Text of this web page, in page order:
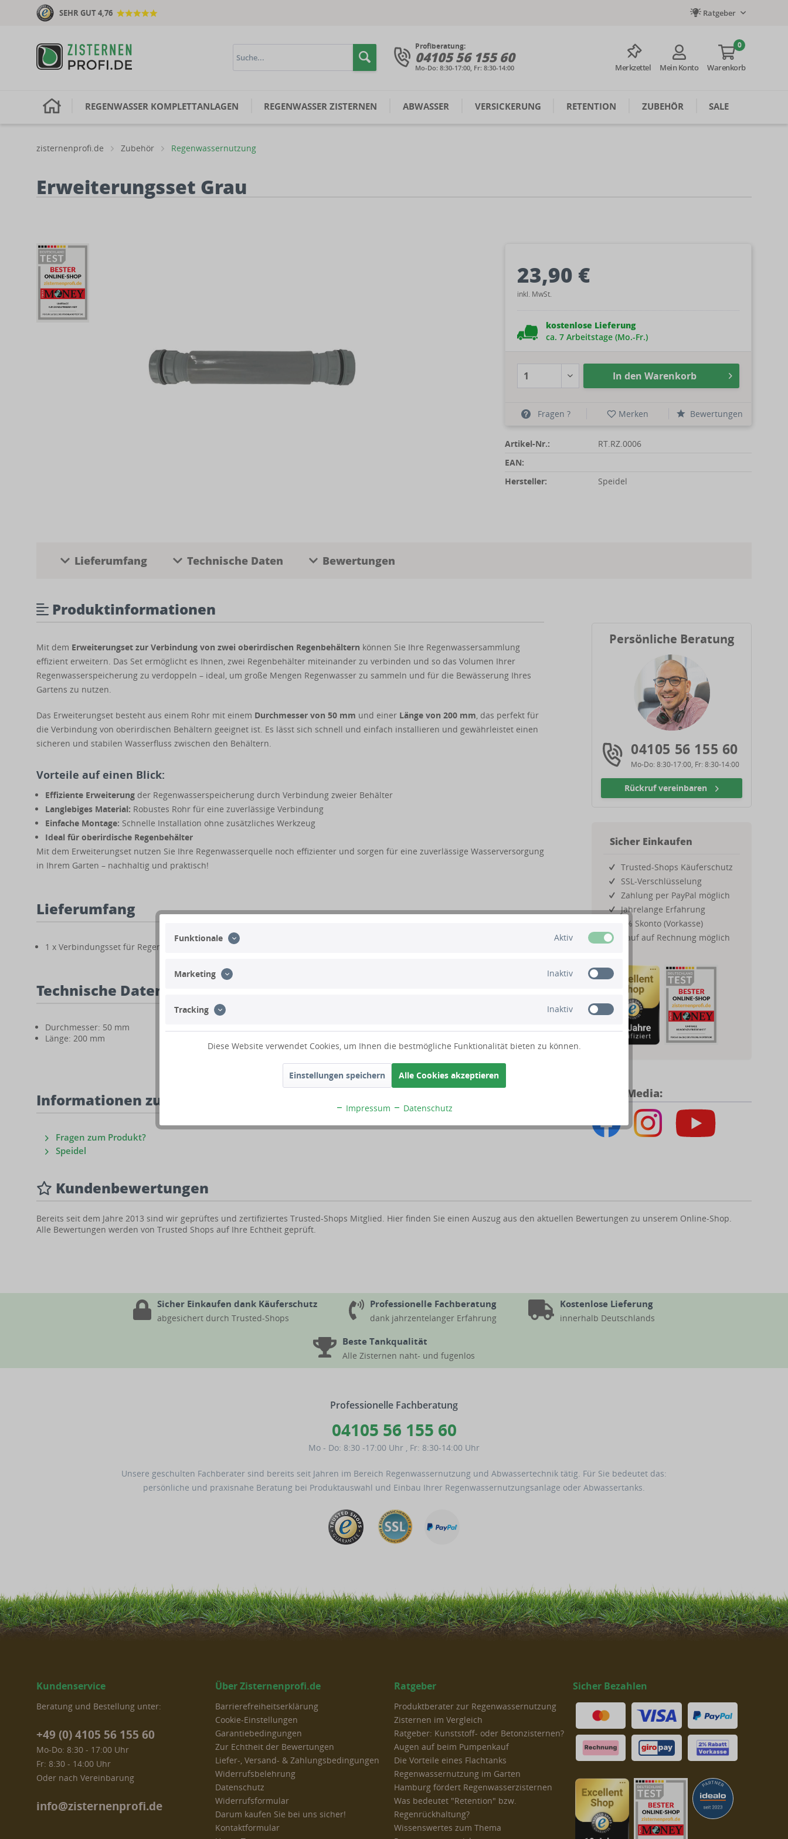
SEHR GUT 4,76 Ratgeber
Profiberatung:
04105 56 155 60
Mo-Do: 8:30-17:00, Fr: 8:30-14:00 Merkzettel Mein Konto
0
Warenkorb
H REGENWASSER KOMPLETTANLAGEN REGENWASSER ZISTERNEN ABWASSER VERSICKERUNG RETENTION ZUBEHÖR SALE
zisternenprofi.de Zubehör Regenwassernutzung
Erweiterungsset Grau
23,90 €
inkl. MwSt.
kostenlose Lieferung
ca. 7 Arbeitstage (Mo.-Fr.)
In den Warenkorb
Fragen ? Merken Bewertungen
Artikel-Nr.:
RT.RZ.0006
EAN:
Hersteller:
Speidel
Lieferumfang Technische Daten Bewertungen
Produktinformationen
Mit dem Erweiterungset zur Verbindung von zwei oberirdischen Regenbehältern können Sie Ihre Regenwassersammlung
effizient erweitern. Das Set ermöglicht es Ihnen, zwei Regenbehälter miteinander zu verbinden und so das Volumen Ihrer
Regenwasserspeicherung zu verdoppeln – ideal, um große Mengen Regenwasser zu sammeln und für die Bewässerung Ihres
Gartens zu nutzen.
Das Erweiterungset besteht aus einem Rohr mit einem Durchmesser von 50 mm und einer Länge von 200 mm , das perfekt für
die Verbindung von oberirdischen Behältern geeignet ist. Es lässt sich schnell und einfach installieren und gewährleistet einen
sicheren und stabilen Wasserfluss zwischen den Behältern.
Vorteile auf einen Blick:
Effiziente Erweiterung der Regenwasserspeicherung durch Verbindung zweier Behälter
Langlebiges Material: Robustes Rohr für eine zuverlässige Verbindung
Einfache Montage: Schnelle Installation ohne zusätzliches Werkzeug
Ideal für oberirdische Regenbehälter
Mit dem Erweiterungset nutzen Sie Ihre Regenwasserquelle noch effizienter und sorgen für eine zuverlässige Wasserversorgung
in Ihrem Garten – nachhaltig und praktisch!
Lieferumfang
1 x Verbindungsset für Regentonnen
Technische Daten
Durchmesser: 50 mm
Länge: 200 mm
Informationen zum Produkt
Fragen zum Produkt?
Speidel
Persönliche Beratung
04105 56 155 60
Mo-Do: 8:30-17:00, Fr: 8:30-14:00
Rückruf vereinbaren
Sicher Einkaufen
Trusted-Shops Käuferschutz
SSL-Verschlüsselung
Zahlung per PayPal möglich
Jahrelange Erfahrung
2% Skonto (Vorkasse)
Kauf auf Rechnung möglich
Social Media:
Kundenbewertungen
Bereits seit dem Jahre 2013 sind wir geprüftes und zertifiziertes Trusted-Shops Mitglied. Hier finden Sie einen Auszug aus den aktuellen Bewertungen zu unserem Online-Shop.
Alle Bewertungen werden von Trusted Shops auf Ihre Echtheit geprüft.
Sicher Einkaufen dank Käuferschutz
abgesichert durch Trusted-Shops
Professionelle Fachberatung
dank jahrzentelanger Erfahrung
Kostenlose Lieferung
innerhalb Deutschlands
Beste Tankqualität
Alle Zisternen naht- und fugenlos
Professionelle Fachberatung
04105 56 155 60
Mo - Do: 8:30 -17:00 Uhr Fr: 8:30-14:00 Uhr
Unsere geschulten Fachberater sind bereits seit Jahren im Bereich Regenwassernutzung und Abwassertechnik tätig. Für Sie bedeutet das:
persönliche und praxisnahe Beratung bei Produktauswahl und Einbau Ihrer Regenwassernutzungsanlage oder Abwassertanks.
Kundenservice
Beratung und Bestellung unter:
+49 (0) 4105 56 155 60
Mo-Do: 8:30 - 17:00 Uhr
Fr: 8:30 - 14:00 Uhr
Oder nach Vereinbarung
info@zisternenprofi.de
Über Zisternenprofi.de
Barrierefreiheitserklärung
Cookie-Einstellungen
Garantiebedingungen
Zur Echtheit der Bewertungen
Liefer-, Versand- & Zahlungsbedingungen
Widerrufsbelehrung
Datenschutz
Widerrufsformular
Darum kaufen Sie bei uns sicher!
Kontaktformular
Ratgeber
Produktberater zur Regenwassernutzung
Zisternen im Vergleich
Ratgeber: Kunststoff- oder Betonzisternen?
Augen auf beim Pumpenkauf
Die Vorteile eines Flachtanks
Regenwassernutzung im Garten
Hamburg fördert Regenwasserzisternen
Was bedeutet "Retention" bzw.
Regenrückhaltung?
Wissenswertes zum Thema
Sicher Bezahlen
Funktionale Aktiv
Marketing Inaktiv
Tracking Inaktiv
Diese Website verwendet Cookies, um Ihnen die bestmögliche Funktionalität bieten zu können.
Einstellungen speichern Alle Cookies akzeptieren
Impressum Datenschutz